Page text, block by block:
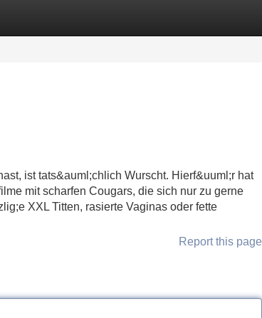
ist tats&auml;chlich Wurscht. Hierf&uuml;r hat
mit scharfen Cougars, die sich nur zu gerne
XXL Titten, rasierte Vaginas oder fette
Report this page